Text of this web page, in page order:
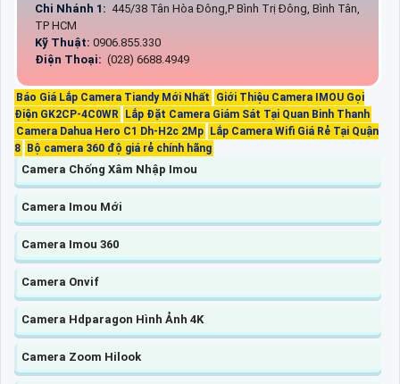
Chi Nhánh 1: 445/38 Tân Hòa Đông,P Bình Trị Đông, Bình Tân,
TP HCM
Kỹ Thuật: 0906.855.330
Điện Thoại: (028) 6688.4949
Báo Giá Lắp Camera Tiandy Mới Nhất
Giới Thiệu Camera IMOU Gọi
Điện GK2CP-4C0WR
Lắp Đặt Camera Giám Sát Tại Quan Binh Thanh
Camera Dahua Hero C1 Dh-H2c 2Mp Lắp Camera Wifi Giá Rẻ Tại Quận
8 Bộ camera 360 độ giá rẻ chính hãng
Camera Chống Xâm Nhập Imou
Camera Imou Mới
Camera Imou 360
Camera Onvif
Camera Hdparagon Hình Ảnh 4K
Camera Zoom Hilook